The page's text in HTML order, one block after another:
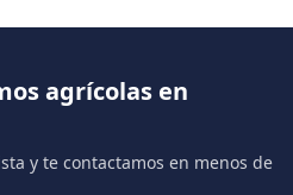
agrícolas en
y te contactamos en menos de